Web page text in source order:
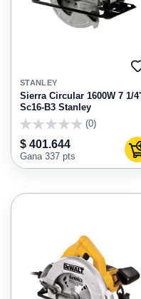
STANLEY
Sierra Circular 1600W 7 1/
Sc16-B3 Stanley
(0)
$ 401.644
Gana 337 pts